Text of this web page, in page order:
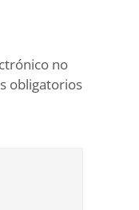
no
obligatorios